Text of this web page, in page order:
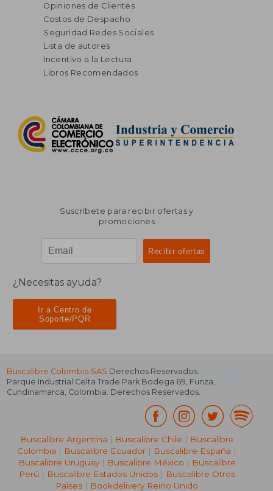
Opiniones de Clientes
Costos de Despacho
Seguridad Redes Sociales
Lista de autores
Incentivo a la Lectura
Libros Recomendados
Suscríbete para recibir ofertas y
promociones
¿Necesitas ayuda?
Ir a Centro de
Soporte/PQR
Buscalibre Colombia SAS Derechos Reservados.
Parque Industrial Celta Trade Park Bodega 69 Funza
Cundinamarca Colombia . Derechos Reservados.
Buscalibre Argentina | Buscalibre Chile | Buscalibre
Colombia | Buscalibre Ecuador | Buscalibre España |
Buscalibre Uruguay| Buscalibre México | Buscalibre
Perú | Buscalibre Estados Unidos| Buscalibre Otros
Países | Bookdelivery Reino Unido